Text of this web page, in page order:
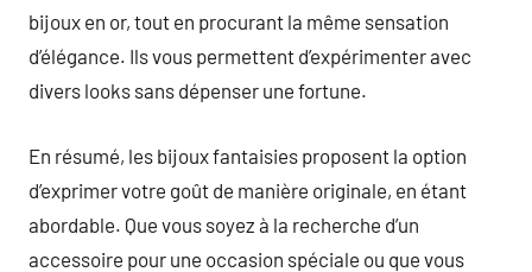
bijoux en or, tout en procurant la même sensation
d’élégance. Ils vous permettent d’expérimenter avec
divers looks sans dépenser une fortune.
En résumé, les bijoux fantaisies proposent la option
d’exprimer votre goût de manière originale, en étant
abordable. Que vous soyez à la recherche d’un
accessoire pour une occasion spéciale ou que vous